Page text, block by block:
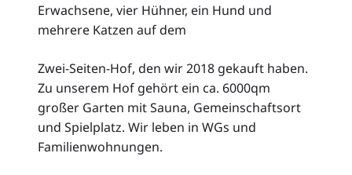
Erwachsene, vier Hühner, ein Hund und
mehrere Katzen auf dem
Zwei-Seiten-Hof, den wir 2018 gekauft haben.
Zu unserem Hof gehört ein ca. 6000qm
großer Garten mit Sauna, Gemeinschaftsort
und Spielplatz. Wir leben in WGs und
Familienwohnungen.